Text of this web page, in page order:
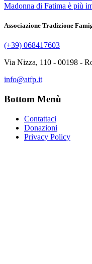
Madonna di Fatima è più
Associazione Tradizione
(+39) 068417603
Via Nizza, 110 - 00198 -
info@atfp.it
Bottom Menù
Contattaci
Donazioni
Privacy Policy